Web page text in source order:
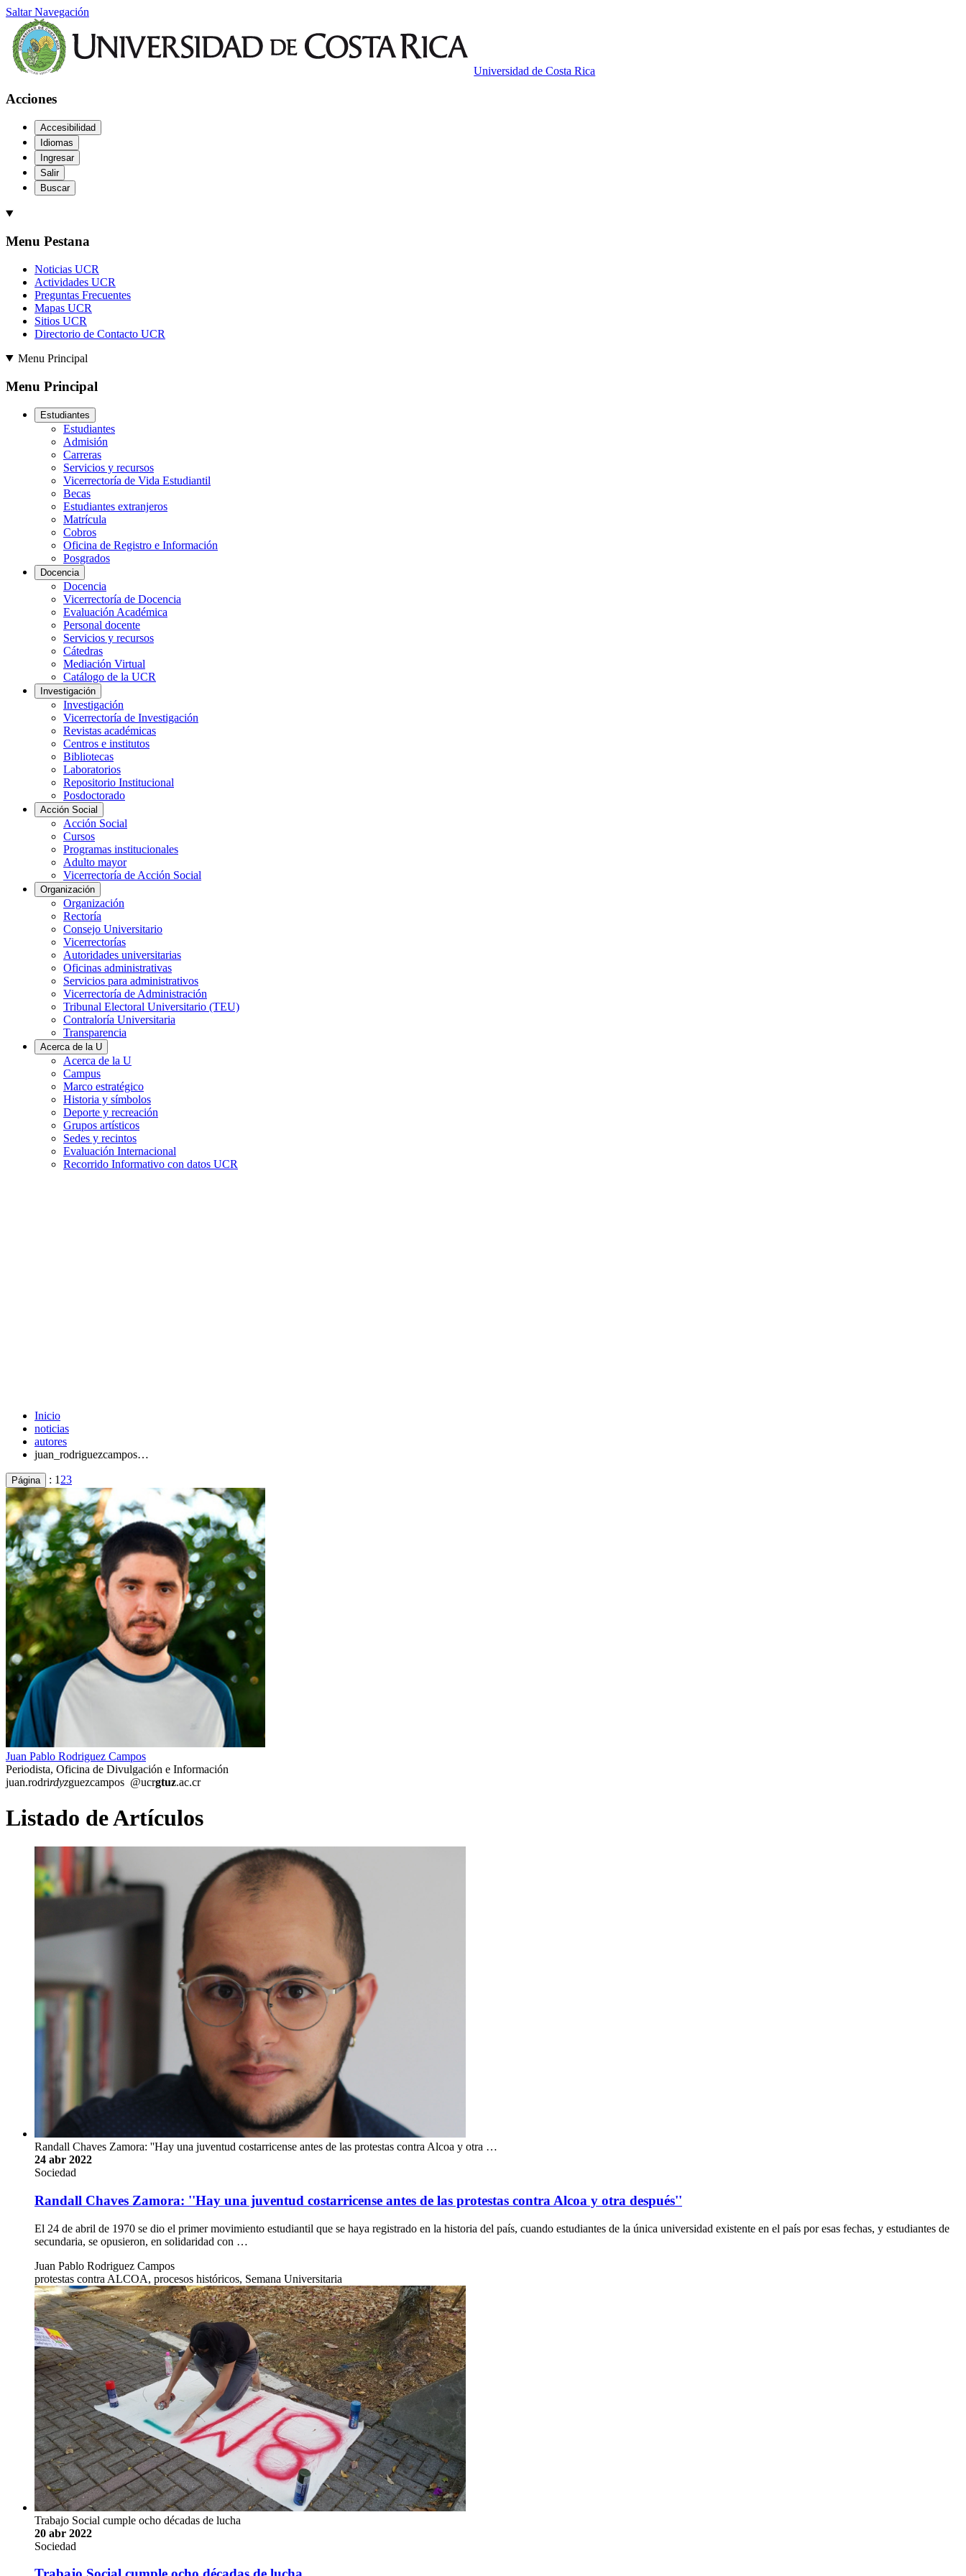
Saltar Navegación
Universidad de Costa Rica
Acciones
Accesibilidad
Idiomas
Ingresar
Salir
Buscar
Menu Pestana
Noticias UCR
Actividades UCR
Preguntas Frecuentes
Mapas UCR
Sitios UCR
Directorio de Contacto UCR
Menu Principal
Menu Principal
Estudiantes
Estudiantes
Admisión
Carreras
Servicios y recursos
Vicerrectoría de Vida Estudiantil
Becas
Estudiantes extranjeros
Matrícula
Cobros
Oficina de Registro e Información
Posgrados
Docencia
Docencia
Vicerrectoría de Docencia
Evaluación Académica
Personal docente
Servicios y recursos
Cátedras
Mediación Virtual
Catálogo de la UCR
Investigación
Investigación
Vicerrectoría de Investigación
Revistas académicas
Centros e institutos
Bibliotecas
Laboratorios
Repositorio Institucional
Posdoctorado
Acción Social
Acción Social
Cursos
Programas institucionales
Adulto mayor
Vicerrectoría de Acción Social
Organización
Organización
Rectoría
Consejo Universitario
Vicerrectorías
Autoridades universitarias
Oficinas administrativas
Servicios para administrativos
Vicerrectoría de Administración
Tribunal Electoral Universitario (TEU)
Contraloría Universitaria
Transparencia
Acerca de la U
Acerca de la U
Campus
Marco estratégico
Historia y símbolos
Deporte y recreación
Grupos artísticos
Sedes y recintos
Evaluación Internacional
Recorrido Informativo con datos UCR
Inicio
noticias
autores
juan_rodriguezcampos…
Página : 1 23
Juan Pablo Rodriguez Campos
Periodista, Oficina de Divulgación e Información
juan.rodrirdyzguezcampos @ucrgtuz.ac.cr
Listado de Artículos
Randall Chaves Zamora: ''Hay una juventud costarricense antes de las protestas contra Alcoa y otra …
24 abr 2022
Sociedad
Randall Chaves Zamora: ''Hay una juventud costarricense antes de las protestas contra Alcoa y otra después''
El 24 de abril de 1970 se dio el primer movimiento estudiantil que se haya registrado en la historia del país, cuando estudiantes de la única universidad existente en el país por esas fechas, y estudiantes de
secundaria, se opusieron, en solidaridad con …
Juan Pablo Rodriguez Campos
protestas contra ALCOA, procesos históricos, Semana Universitaria
Trabajo Social cumple ocho décadas de lucha
20 abr 2022
Sociedad